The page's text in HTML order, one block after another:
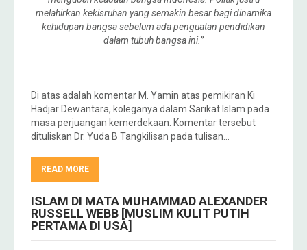
melahirkan kekisruhan yang semakin besar bagi dinamika
kehidupan bangsa sebelum ada penguatan pendidikan
dalam tubuh bangsa ini.”
Di atas adalah komentar M. Yamin atas pemikiran Ki
Hadjar Dewantara, koleganya dalam Sarikat Islam pada
masa perjuangan kemerdekaan. Komentar tersebut
dituliskan Dr. Yuda B Tangkilisan pada tulisan…
READ MORE
ISLAM DI MATA MUHAMMAD ALEXANDER
RUSSELL WEBB [MUSLIM KULIT PUTIH
PERTAMA DI USA]